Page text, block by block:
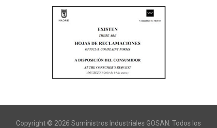
Copyright © 2026 Suministros Industriales GOSAN. Todos los